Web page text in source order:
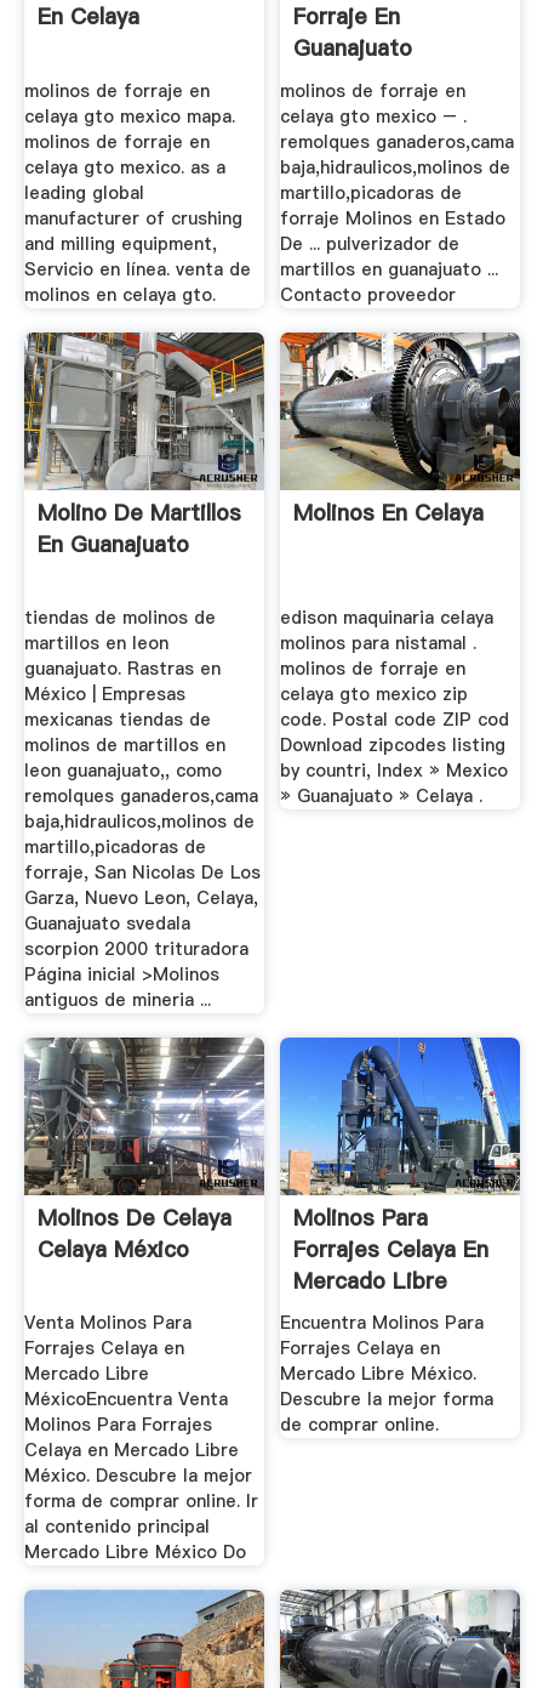
En Celaya
molinos de forraje en
celaya gto mexico mapa.
molinos de forraje en
celaya gto mexico. as a
leading global
manufacturer of crushing
and milling equipment,
Servicio en línea. venta de
molinos en celaya gto.
Forraje En
Guanajuato
molinos de forraje en
celaya gto mexico – .
remolques ganaderos,cama
baja,hidraulicos,molinos de
martillo,picadoras de
forraje Molinos en Estado
De ... pulverizador de
martillos en guanajuato ...
Contacto proveedor
Molino De Martillos
En Guanajuato
tiendas de molinos de
martillos en leon
guanajuato. Rastras en
México | Empresas
mexicanas tiendas de
molinos de martillos en
leon guanajuato,, como
remolques ganaderos,cama
baja,hidraulicos,molinos de
martillo,picadoras de
forraje, San Nicolas De Los
Garza, Nuevo Leon, Celaya,
Guanajuato svedala
scorpion 2000 trituradora
Página inicial >Molinos
antiguos de mineria ...
Molinos En Celaya
edison maquinaria celaya
molinos para nistamal .
molinos de forraje en
celaya gto mexico zip
code. Postal code ZIP cod
Download zipcodes listing
by countri, Index » Mexico
» Guanajuato » Celaya .
Molinos De Celaya
Celaya México
Venta Molinos Para
Forrajes Celaya en
Mercado Libre
MéxicoEncuentra Venta
Molinos Para Forrajes
Celaya en Mercado Libre
México. Descubre la mejor
forma de comprar online. Ir
al contenido principal
Mercado Libre México Do
Molinos Para
Forrajes Celaya En
Mercado Libre
México
Encuentra Molinos Para
Forrajes Celaya en
Mercado Libre México.
Descubre la mejor forma
de comprar online.